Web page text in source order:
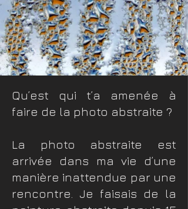
Qu’est qui t’a amenée à
faire de la photo abstraite ?
La photo abstraite est
arrivée dans ma vie d’une
manière inattendue par une
rencontre. Je faisais de la